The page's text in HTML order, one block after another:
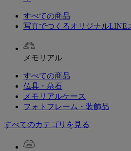
すべての商品
写真でつくるオリジナルLINE
メモリアル
すべての商品
仏具・墓石
メモリアルケース
フォトフレーム・装飾品
すべてのカテゴリを見る